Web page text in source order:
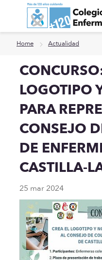
Ir a contenido principal
Home Actualidad
LOGOTIPO
PARA
CONSEJO
DE
CASTILLA-
25 mar 2024